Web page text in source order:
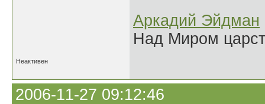
Аркадий Эйдман
Над Миром
Неактивен
2006-11-27 09:12:46